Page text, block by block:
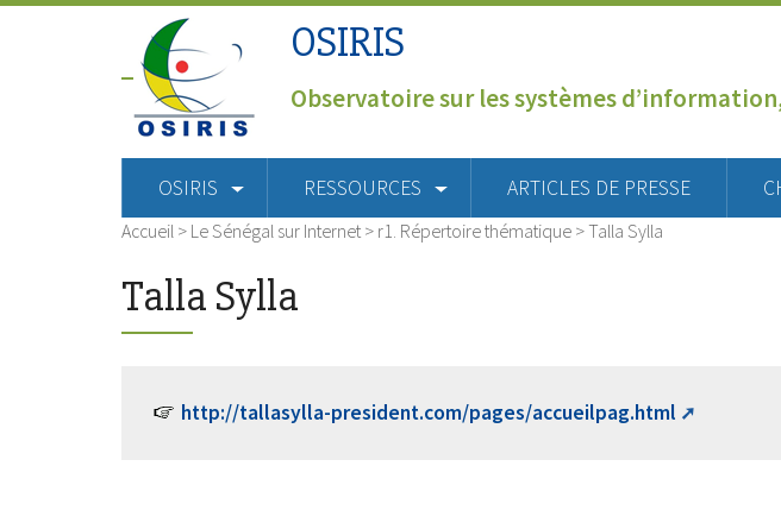
OSIRIS
Observatoire sur les systèmes
OSIRIS RESSOURCES ARTICLES DE PRESSE
Accueil > Le Sénégal sur Internet > r1. Répertoire thématique >Talla Sylla
Talla Sylla
http://tallasylla-president.com/pages/accueilpag.html